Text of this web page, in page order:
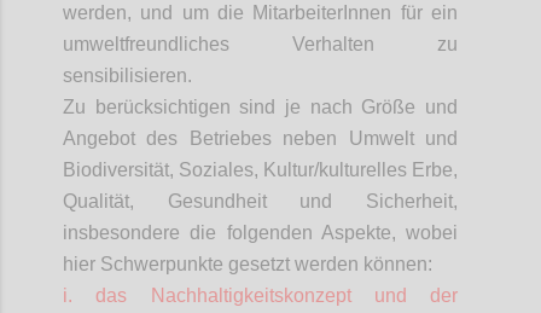
werden, und um die MitarbeiterInnen für ein
umweltfreundliches Verhalten zu
sensibilisieren.
Zu berücksichtigen sind je nach Größe und
Angebot des Betriebes neben Umwelt und
Biodiversität, Soziales, Kultur/kulturelles Erbe,
Qualität, Gesundheit und Sicherheit,
insbesondere die folgenden Aspekte, wobei
hier Schwerpunkte gesetzt werden können:
i. das Nachhaltigkeitskonzept und der